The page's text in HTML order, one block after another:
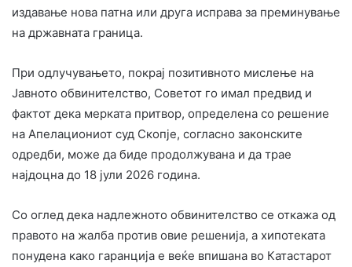
издавање нова патна или друга исправа за преминување
на државната граница.
При одлучувањето, покрај позитивното мислење на
Јавното обвинителство, Советот го имал предвид и
фактот дека мерката притвор, определена со решение
на Апелациониот суд Скопје, согласно законските
одредби, може да биде продолжувана и да трае
најдоцна до 18 јули 2026 година.
Со оглед дека надлежното обвинителство се откажа од
правото на жалба против овие решенија, а хипотеката
понудена како гаранција е веќе впишана во Катастарот